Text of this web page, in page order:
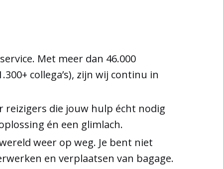
Met meer dan 46.000
collega’s), zijn wij continu in
reizigers die jouw hulp écht nodig
én een glimlach.
weer op weg. Je bent niet
en verplaatsen van bagage.